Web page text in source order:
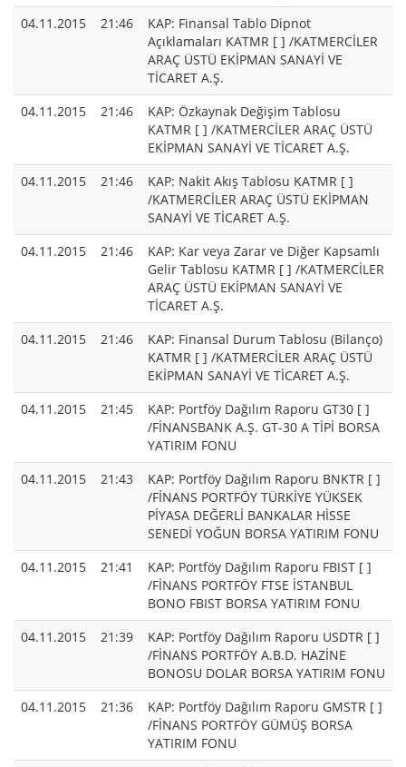
04.11.2015
21:46
KAP: Finansal Tablo Dipnot
Açıklamaları KATMR [ ] /KATMERCİLER
ARAÇ ÜSTÜ EKİPMAN SANAYİ VE
TİCARET A.Ş.
04.11.2015
21:46
KAP: Özkaynak Değişim Tablosu
KATMR [ ] /KATMERCİLER ARAÇ ÜSTÜ
EKİPMAN SANAYİ VE TİCARET A.Ş.
04.11.2015
21:46
KAP: Nakit Akış Tablosu KATMR [ ]
/KATMERCİLER ARAÇ ÜSTÜ EKİPMAN
SANAYİ VE TİCARET A.Ş.
04.11.2015
21:46
KAP: Kar veya Zarar ve Diğer Kapsamlı
Gelir Tablosu KATMR [ ] /KATMERCİLER
ARAÇ ÜSTÜ EKİPMAN SANAYİ VE
TİCARET A.Ş.
04.11.2015
21:46
KAP: Finansal Durum Tablosu (Bilanço)
KATMR [ ] /KATMERCİLER ARAÇ ÜSTÜ
EKİPMAN SANAYİ VE TİCARET A.Ş.
04.11.2015
21:45
KAP: Portföy Dağılım Raporu GT30 [ ]
/FİNANSBANK A.Ş. GT-30 A TİPİ BORSA
YATIRIM FONU
04.11.2015
21:43
KAP: Portföy Dağılım Raporu BNKTR [ ]
/FİNANS PORTFÖY TÜRKİYE YÜKSEK
PİYASA DEĞERLİ BANKALAR HİSSE
SENEDİ YOĞUN BORSA YATIRIM FONU
04.11.2015
21:41
KAP: Portföy Dağılım Raporu FBIST [ ]
/FİNANS PORTFÖY FTSE İSTANBUL
BONO FBIST BORSA YATIRIM FONU
04.11.2015
21:39
KAP: Portföy Dağılım Raporu USDTR [ ]
/FİNANS PORTFÖY A.B.D. HAZİNE
BONOSU DOLAR BORSA YATIRIM FONU
04.11.2015
21:36
KAP: Portföy Dağılım Raporu GMSTR [ ]
/FİNANS PORTFÖY GÜMÜŞ BORSA
YATIRIM FONU